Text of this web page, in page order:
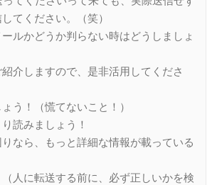
てください。（笑）
ルかどうか判らない時はどうしましょ
介しますので、是非活用してくださ
う！（慌てないこと！）
読みましょう！
ら、もっと詳細な情報が載っている
人に転送する前に、必ず正しいかを検